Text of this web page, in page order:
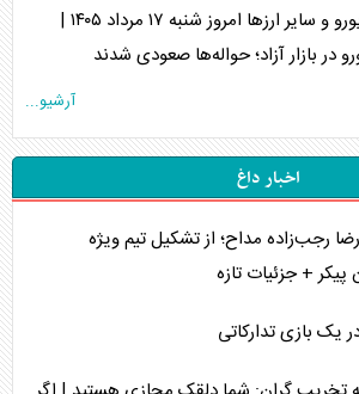
آخرین قیمت دلار، یورو و سایر ارز‌ها امروز شنبه ۱۷ مرداد ۱۴۰۵ |
در بازار آزاد؛ حواله‌ها صعودی شدند
آرشیو...
اخبار داغ
رجب‌زاده مداح؛ از تشکیل تیم ویژه
پیکر + جزئیات تازه
یک بازی تدارکاتی